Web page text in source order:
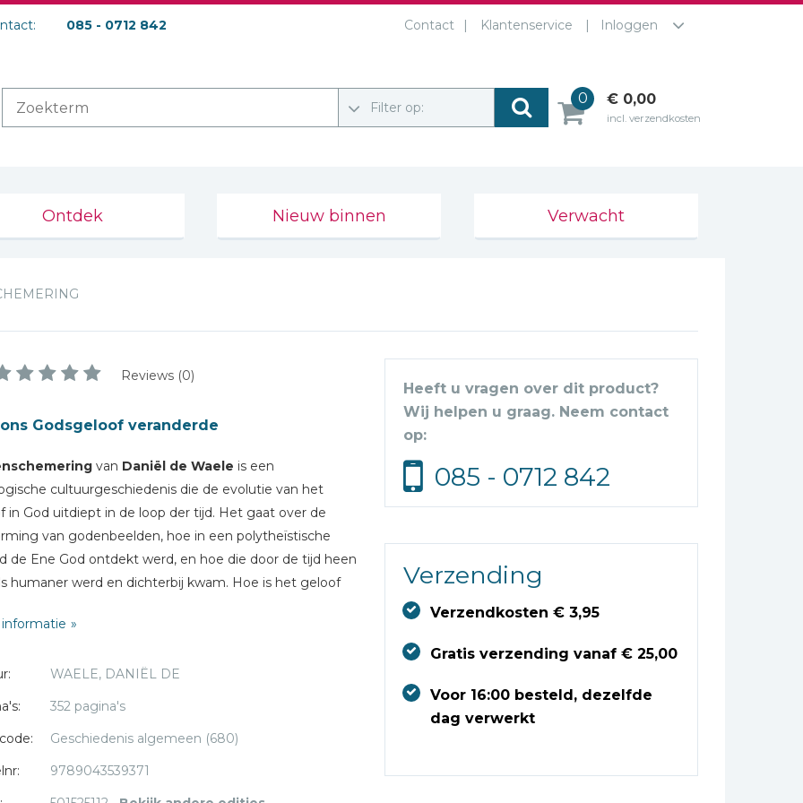
085 - 0712 842 Contact Klantenservice Inloggen
Filter op:
0 € 0,00
incl. verzendkosten
Ontdek Nieuw binnen Verwacht
Reviews (0)
Godsgeloof veranderde
van Daniël de Waele is een
cultuurgeschiedenis die de evolutie van het
in God uitdiept in de loop der tijd. Het gaat over de
van godenbeelden, hoe in een polytheïstische
de Ene God ontdekt werd, en hoe die door de tijd heen
humaner werd en dichterbij kwam. Hoe is het geloof
dat uiteindelijk eindigde in de dood van God, in
gespeeld? De Waele ontwaart naast deze
een andere geschiedenis: een blijvende
Waele verscheen er eerder
WAELE, DANIËL DE
352 pagina's
Geschiedenis algemeen (680)
9789043539371
Heeft u vragen over dit product?
Wij helpen u graag. Neem contact
op:
085 - 0712 842
Verzending
Verzendkosten € 3,95
Gratis verzending vanaf € 25,00
Voor 16:00 besteld, dezelfde
dag verwerkt